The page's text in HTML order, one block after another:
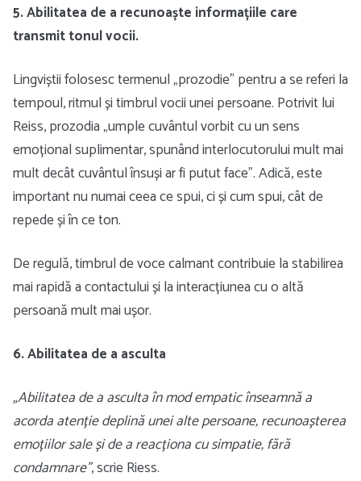
5. Abilitatea de a recunoaște informațiile care
transmit tonul vocii.
Lingviștii folosesc termenul „prozodie” pentru a se referi la
tempoul, ritmul și timbrul vocii unei persoane. Potrivit lui
Reiss, prozodia „umple cuvântul vorbit cu un sens
emoțional suplimentar, spunând interlocutorului mult mai
mult decât cuvântul însuși ar fi putut face”. Adică, este
important nu numai ceea ce spui, ci și cum spui, cât de
repede și în ce ton.
De regulă, timbrul de voce calmant contribuie la stabilirea
mai rapidă a contactului și la interacțiunea cu o altă
persoană mult mai ușor.
6. Abilitatea de a asculta
„Abilitatea de a asculta în mod empatic înseamnă a
acorda atenție deplină unei alte persoane, recunoașterea
emoțiilor sale și de a reacționa cu simpatie, fără
condamnare”, scrie Riess.